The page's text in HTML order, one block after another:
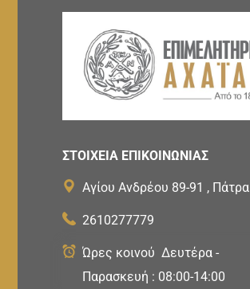
ΣΤΟΙΧΕΙΑ ΕΠΙΚΟΙΝΩΝΙΑΣ
Αγίου Ανδρέου 89-91 , Πάτρα
2610277779
Ώρες κοινού Δευτέρα -
Παρασκευή : 08:00-14:00